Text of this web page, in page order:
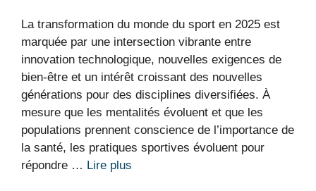
La transformation du monde du sport en 2025 est
marquée par une intersection vibrante entre
innovation technologique, nouvelles exigences de
bien-être et un intérêt croissant des nouvelles
générations pour des disciplines diversifiées. À
mesure que les mentalités évoluent et que les
populations prennent conscience de l’importance de
la santé, les pratiques sportives évoluent pour
répondre … Lire plus